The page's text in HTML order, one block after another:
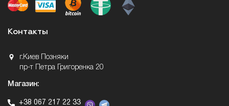
Контакты
г.Киев Позняки
пр-т Петра Григоренка 20
Магазин:
+38 067 217 22 33